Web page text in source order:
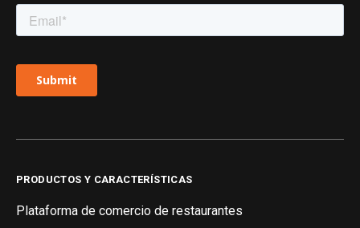
PRODUCTOS Y CARACTERÍSTICAS
Plataforma de comercio de restaurantes